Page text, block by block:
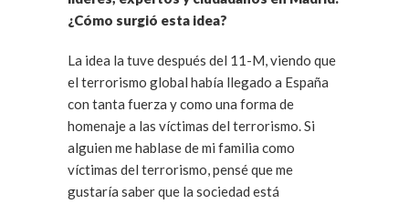
¿Cómo surgió esta idea?
La idea la tuve después del 11-M, viendo que
el terrorismo global había llegado a España
con tanta fuerza y como una forma de
homenaje a las víctimas del terrorismo. Si
alguien me hablase de mi familia como
víctimas del terrorismo, pensé que me
gustaría saber que la sociedad está